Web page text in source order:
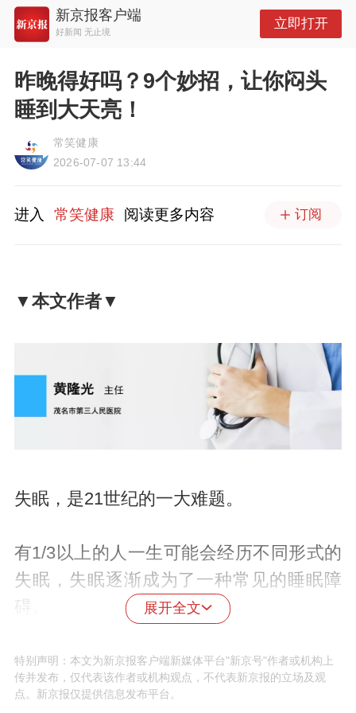
新京报客户端
好新闻 无止境
立即打开
昨晚得好吗？9个妙招，让你闷头
睡到大天亮！
常笑健康
2026-07-07 13:44
进入 常笑健康 阅读更多内容 订阅
▼本文作者▼
失眠，是21世纪的一大难题。
有1/3以上的人一生可能会经历不同形式的
失眠，失眠逐渐成为了一种常见的睡眠障
碍。
睡眠有问题，有时并不意味着是病，很多
人都有过失眠这种痛苦的经历，偶尔失眠
展开全文
特别声明：本文为新京报客户端新媒体平台"新京号"作者或机构上
传并发布，仅代表该作者或机构观点，不代表新京报的立场及观
点。新京报仅提供信息发布平台。